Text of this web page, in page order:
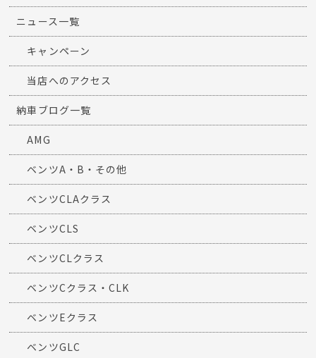
ニュース一覧
キャンペーン
当店へのアクセス
納車ブログ一覧
AMG
ベンツA・B・その他
ベンツCLAクラス
ベンツCLS
ベンツCLクラス
ベンツCクラス・CLK
ベンツEクラス
ベンツGLC